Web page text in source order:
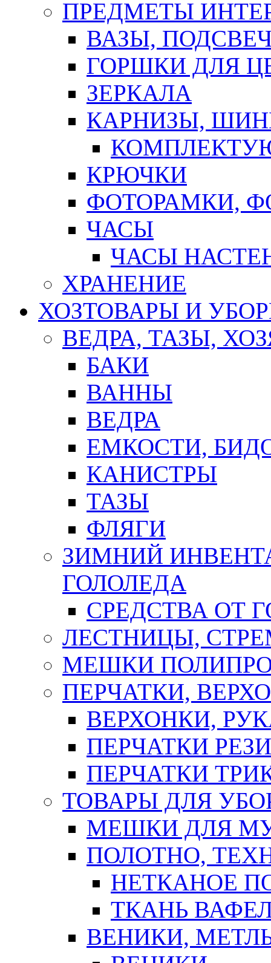
ПРЕДМЕТЫ
ВАЗЫ,
ГОРШКИ ДЛЯ
ЗЕРКАЛА
КАРНИЗЫ,
КРЮЧКИ
ФОТОРАМКИ,
ЧАСЫ
ЧАСЫ
ХРАНЕНИЕ
ХОЗТОВАРЫ И
ВЕДРА, ТАЗЫ,
БАКИ
ВАННЫ
ВЕДРА
ЕМКОСТИ,
КАНИСТРЫ
ТАЗЫ
ФЛЯГИ
ЗИМНИЙ
ГОЛОЛЕДА
СРЕДСТВА ОТ
ЛЕСТНИЦЫ,
МЕШКИ
ПЕРЧАТКИ,
ВЕРХОНКИ,
ПЕРЧАТКИ
ПЕРЧАТКИ
ТОВАРЫ ДЛЯ
МЕШКИ ДЛЯ
ПОЛОТНО,
НЕТКАНОЕ
ТКАНЬ
ВЕНИКИ,